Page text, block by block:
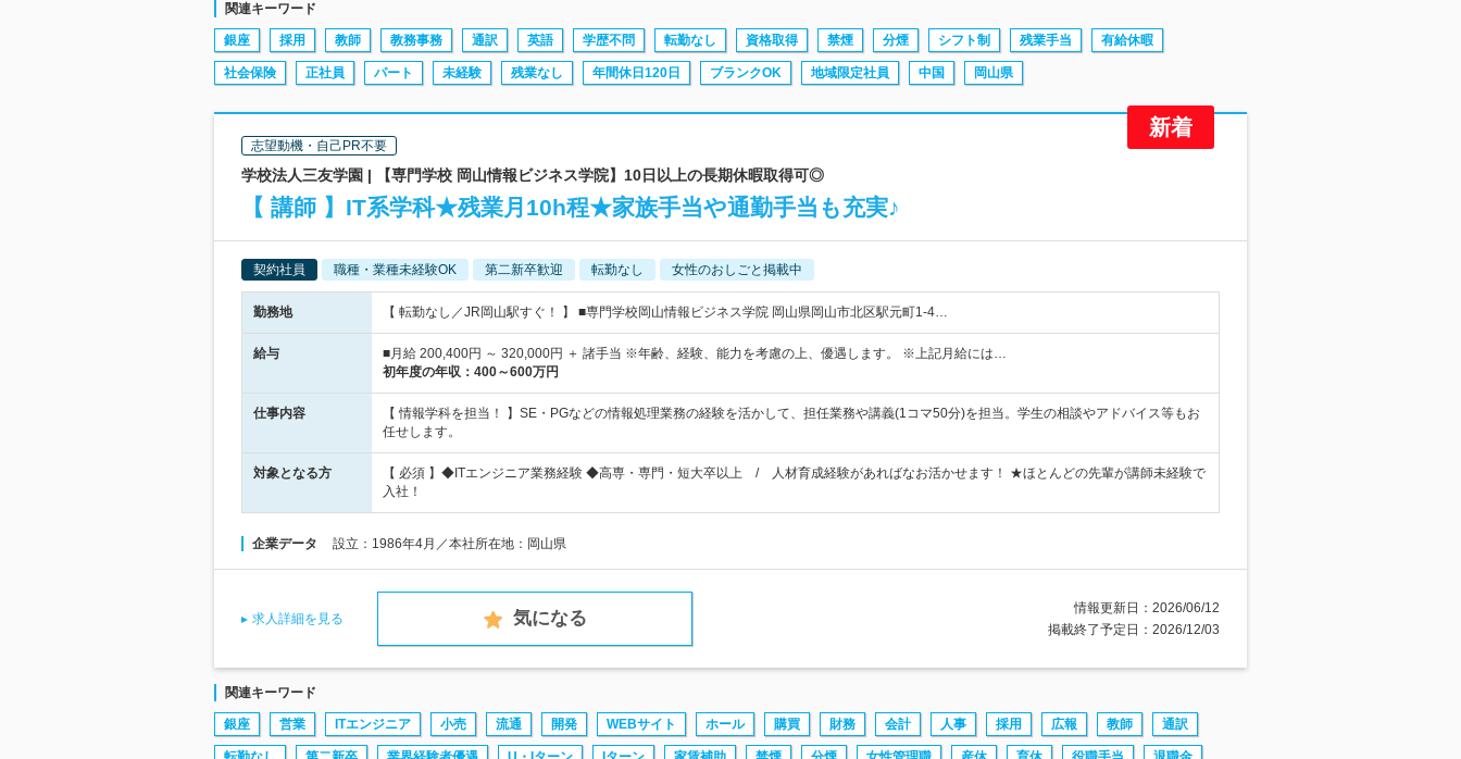
関連キーワード
銀座 採用 教師 教務事務 通訳 英語 学歴不問 転勤なし 資格取得 禁煙 分煙 シフト制 残業手当 有給休暇
社会保険 正社員 パート 未経験 残業なし 年間休日120日 ブランクOK 地域限定社員 中国 岡山県
志望動機・自己PR不要
学校法人三友学園 | 【専門学校 岡山情報ビジネス学院】10日以上の長期休暇取得可◎
【 講師 】IT系学科★残業月10h程★家族手当や通勤手当も充実♪
契約社員 職種・業種未経験OK 第二新卒歓迎 転勤なし 女性のおしごと掲載中
勤務地 【 転勤なし／JR岡山駅すぐ！ 】 ■専門学校岡山情報ビジネス学院 岡山県岡山市北区駅元町1-4…
給与
■月給 200,400円 ～ 320,000円 ＋ 諸手当 ※年齢、経験、能力を考慮の上、優遇します。 ※上記月給には…
初年度の年収： 400～600万円
仕事内容
【 情報学科を担当！ 】SE・PGなどの情報処理業務の経験を活かして、担任業務や講義(1コマ50分)を担当。学生の相談やアドバイス等もお
任せします。
対象となる方
【 必須 】◆ITエンジニア業務経験 ◆高専・専門・短大卒以上 / 人材育成経験があればなお活かせます！ ★ほとんどの先輩が講師未経験で
入社！
企業データ 設立：1986年4月／本社所在地：岡山県
求人詳細を見る 気になる
情報更新日：2026/06/12
掲載終了予定日：2026/12/03
関連キーワード
銀座 営業 ITエンジニア 小売 流通 開発 WEBサイト ホール 購買 財務 会計 人事 採用 広報 教師 通訳